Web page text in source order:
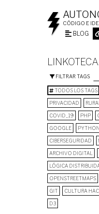
CÓDIGO E
BLOG
FILTRAR TAGS
TODOS LOS TAGS
PRIVACIDAD
COVID_19 PHP
GOOGLE PYTHON
CIBERSEGURIDAD
ARCHIVO DIGITAL
LÓGICA
OPENSTREETMAPS
GIT CULTURA
D3